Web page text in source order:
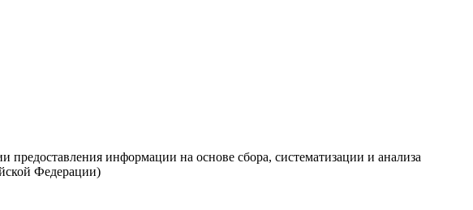
предоставления информации на основе сбора, систематизации и анализа
Федерации)